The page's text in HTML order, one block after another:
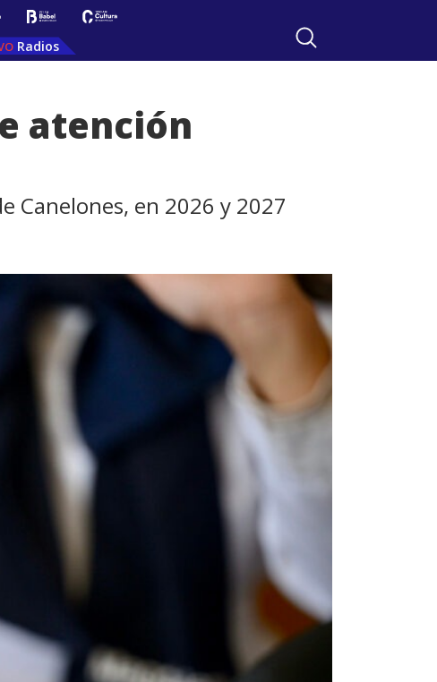
Radios
atención
Canelones, en 2026 y 2027